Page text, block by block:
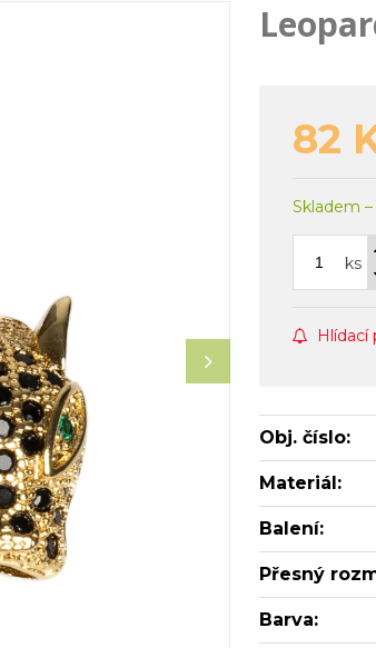
82
Skladem
ks
Hlídací
Obj. číslo:
Materiál:
Balení:
Přesný
Barva: